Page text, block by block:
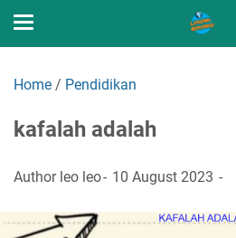
Home / Pendidikan
kafalah adalah
Author leo leo 10 August 2023